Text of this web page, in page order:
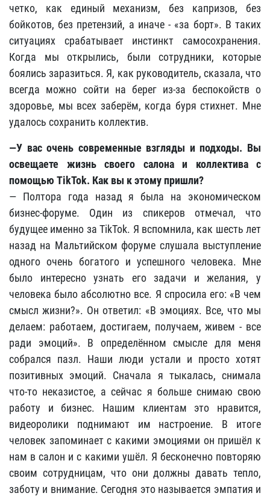
четко, как единый механизм, без капризов, без
бойкотов, без претензий, а иначе - «за борт». В таких
ситуациях срабатывает инстинкт самосохранения.
Когда мы открылись, были сотрудники, которые
боялись заразиться. Я, как руководитель, сказала, что
всегда можно сойти на берег из-за беспокойств о
здоровье, мы всех заберём, когда буря стихнет. Мне
удалось сохранить коллектив.
—У вас очень современные взгляды и подходы. Вы
освещаете жизнь своего салона и коллектива с
помощью TikTok. Как вы к этому пришли?
— Полтора года назад я была на экономическом
бизнес-форуме. Один из спикеров отмечал, что
будущее именно за TikTok. Я вспомнила, как шесть лет
назад на Мальтийском форуме слушала выступление
одного очень богатого и успешного человека. Мне
было интересно узнать его задачи и желания, у
человека было абсолютно все. Я спросила его: «В чем
смысл жизни?». Он ответил: «В эмоциях. Все, что мы
делаем: работаем, достигаем, получаем, живем - все
ради эмоций». В определённом смысле для меня
собрался пазл. Наши люди устали и просто хотят
позитивных эмоций. Сначала я тыкалась, снимала
что-то неказистое, а сейчас я больше снимаю свою
работу и бизнес. Нашим клиентам это нравится,
видеоролики поднимают им настроение. В итоге
человек запоминает с какими эмоциями он пришёл к
нам в салон и с какими ушёл. Я бесконечно повторяю
своим сотрудницам, что они должны давать тепло,
заботу и внимание. Сегодня это называется эмпатия и